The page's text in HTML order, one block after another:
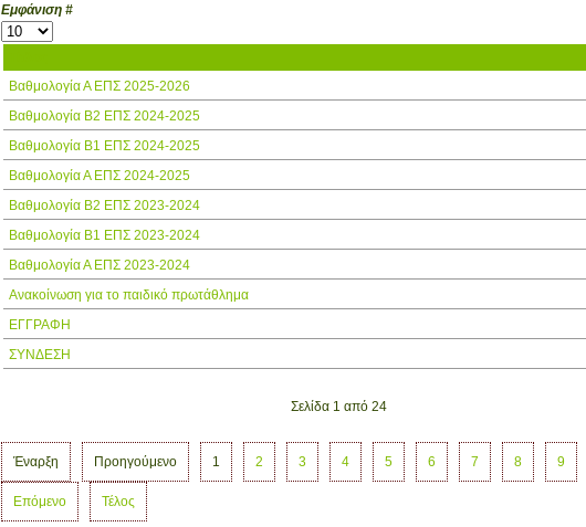
Εμφάνιση #
Βαθμολογία Α ΕΠΣ 2025-2026
Βαθμολογία Β2 ΕΠΣ 2024-2025
Βαθμολογία Β1 ΕΠΣ 2024-2025
Βαθμολογία Α ΕΠΣ 2024-2025
Βαθμολογία Β2 ΕΠΣ 2023-2024
Βαθμολογία Β1 ΕΠΣ 2023-2024
Βαθμολογία Α ΕΠΣ 2023-2024
Ανακοίνωση για το παιδικό πρωτάθλημα
ΕΓΓΡΑΦΗ
ΣΥΝΔΕΣΗ
Σελίδα 1 από 24
Έναρξη Προηγούμενο 1 2 3 4 5 6 7 8 9
Επόμενο Τέλος